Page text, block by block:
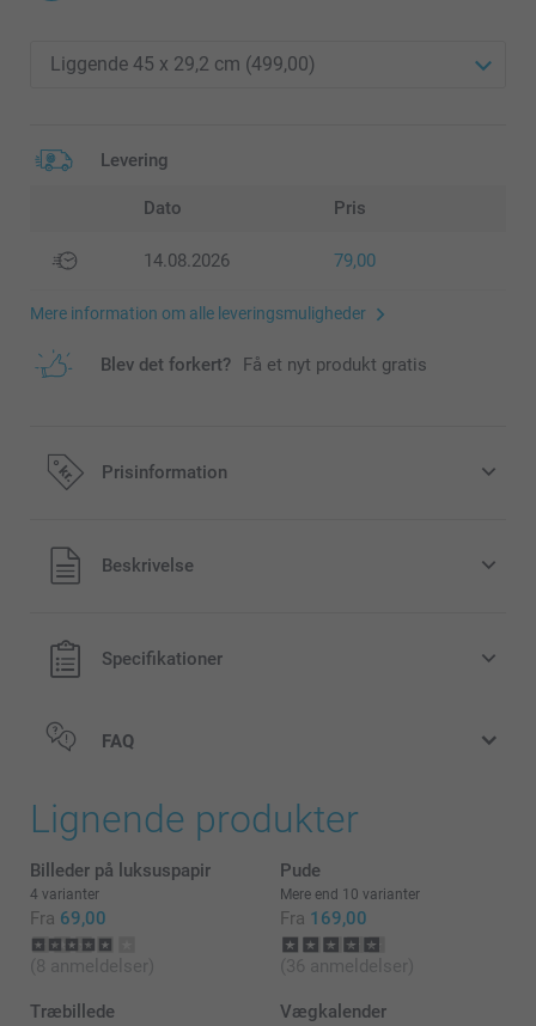
Levering
Dato Pris
14.08.2026 79,00
Mere information om alle leveringsmuligheder
Blev det forkert? Få et nyt produkt gratis
Prisinformation
Alle priser inklusive moms og uden
forsendelsesomkostninger
Beskrivelse
Specifikationer
FAQ
Lignende produkter
Billeder på luksuspapir
4 varianter
Fra 69,00
(8 anmeldelser)
Pude
Mere end 10 varianter
Fra 169,00
(36 anmeldelser)
Træbillede Vægkalender